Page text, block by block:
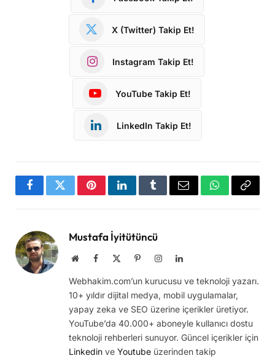
X (Twitter) Takip Et!
Instagram Takip Et!
YouTube Takip Et!
LinkedIn Takip Et!
FacebookTwitterPinterestLinkedInTumblrEmail WhatsApp
Copy
Mustafa İyitütüncü
WebsiteFacebook PinterestInstagramLinkedIn
Webhakim.com’un kurucusu ve teknoloji yazarı.
10+ yıldır dijital medya, mobil uygulamalar,
yapay zeka ve SEO üzerine içerikler üretiyor.
YouTube’da 40.000+ aboneyle kullanıcı dostu
teknoloji rehberleri sunuyor. Güncel içerikler için
Linkedin ve Youtube üzerinden takip